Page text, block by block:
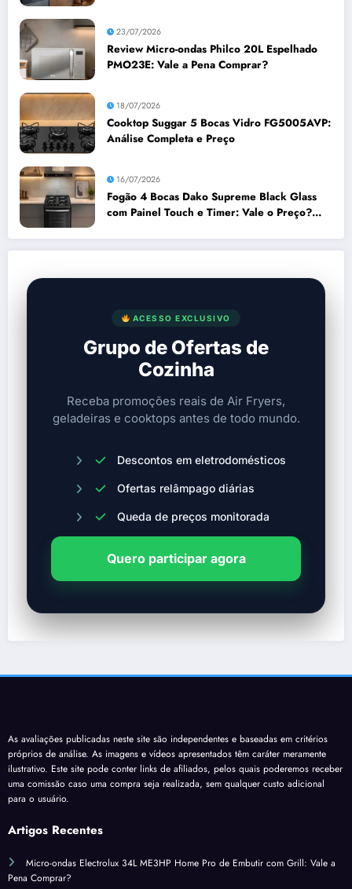
23/07/2026
Review Micro-ondas Philco 20L Espelhado
PMO23E: Vale a Pena Comprar?
18/07/2026
Cooktop Suggar 5 Bocas Vidro FG5005AVP:
Análise Completa e Preço
16/07/2026
Fogão 4 Bocas Dako Supreme Black Glass
com Painel Touch e Timer: Vale o Preço?
ACESSO EXCLUSIVO
Grupo de Ofertas de
Cozinha
Receba promoções reais de Air Fryers,
geladeiras e cooktops antes de todo mundo.
Descontos em eletrodomésticos
Ofertas relâmpago diárias
Queda de preços monitorada
Quero participar agora
As avaliações publicadas neste site são independentes e baseadas em critérios
próprios de análise. As imagens e vídeos apresentados têm caráter meramente
ilustrativo. Este site pode conter links de afiliados, pelos quais poderemos receber
uma comissão caso uma compra seja realizada, sem qualquer custo adicional
para o usuário.
Artigos Recentes
Micro-ondas Electrolux 34L ME3HP Home Pro de Embutir com Grill: Vale a
Pena Comprar?